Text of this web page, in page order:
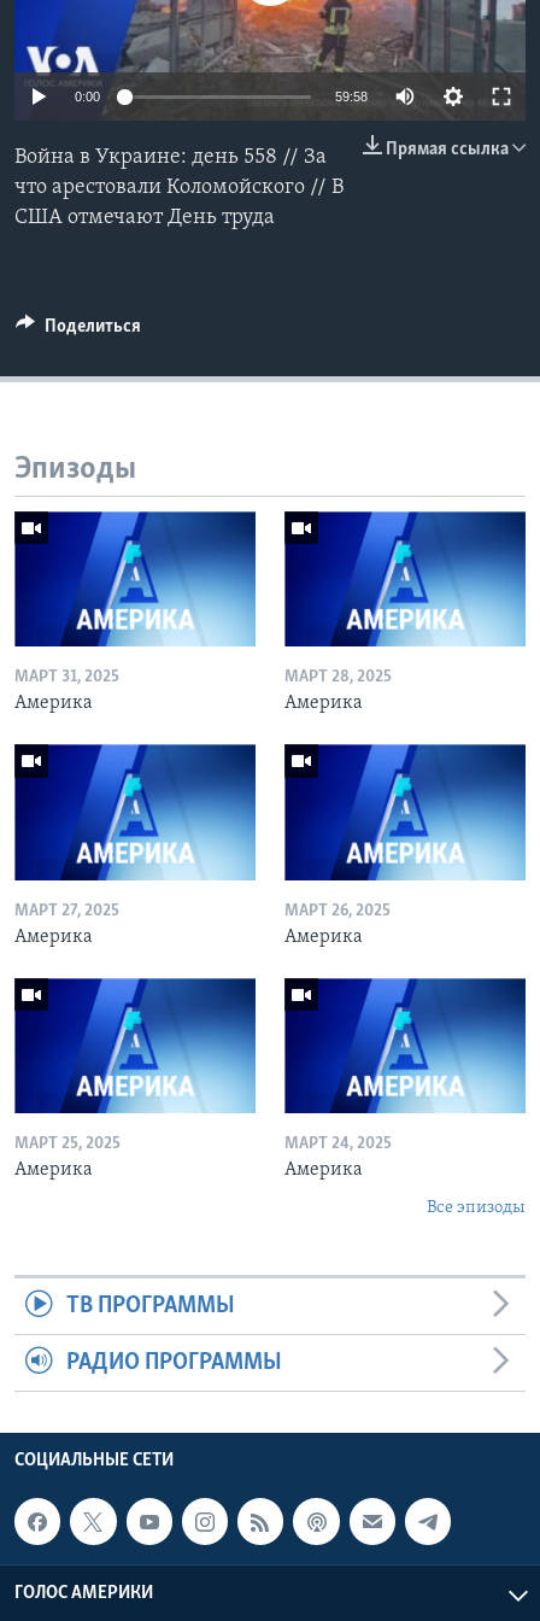
Learning English
СОЦИАЛЬНЫЕ СЕТИ
Языки
0:00 59:58
Прямая ссылка
Война в Украине: день 558 // За
что арестовали Коломойского // В
США отмечают День труда
Поделиться
Эпизоды
МАРТ 31, 2025
Америка
МАРТ 28, 2025
Америка
МАРТ 27, 2025
Америка
МАРТ 26, 2025
Америка
МАРТ 25, 2025
Америка
МАРТ 24, 2025
Америка
Все эпизоды
ТВ ПРОГРАММЫ
РАДИО ПРОГРАММЫ
СОЦИАЛЬНЫЕ СЕТИ
ГОЛОС АМЕРИКИ